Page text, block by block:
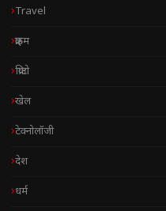
Travel
क्राइम
क्रिप्टो
खेल
टेक्नोलॉजी
देश
धर्म